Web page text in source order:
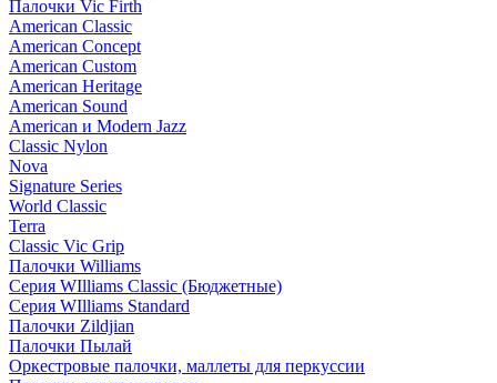
Палочки Vic Firth
American Classic
American Concept
American Custom
American Heritage
American Sound
American и Modern Jazz
Classic Nylon
Nova
Signature Series
World Classic
Terra
Classic Vic Grip
Палочки Williams
Серия WIlliams Classic (Бюджетные)
Серия WIlliams Standard
Палочки Zildjian
Палочки Пылай
Оркестровые палочки, маллеты для перкуссии